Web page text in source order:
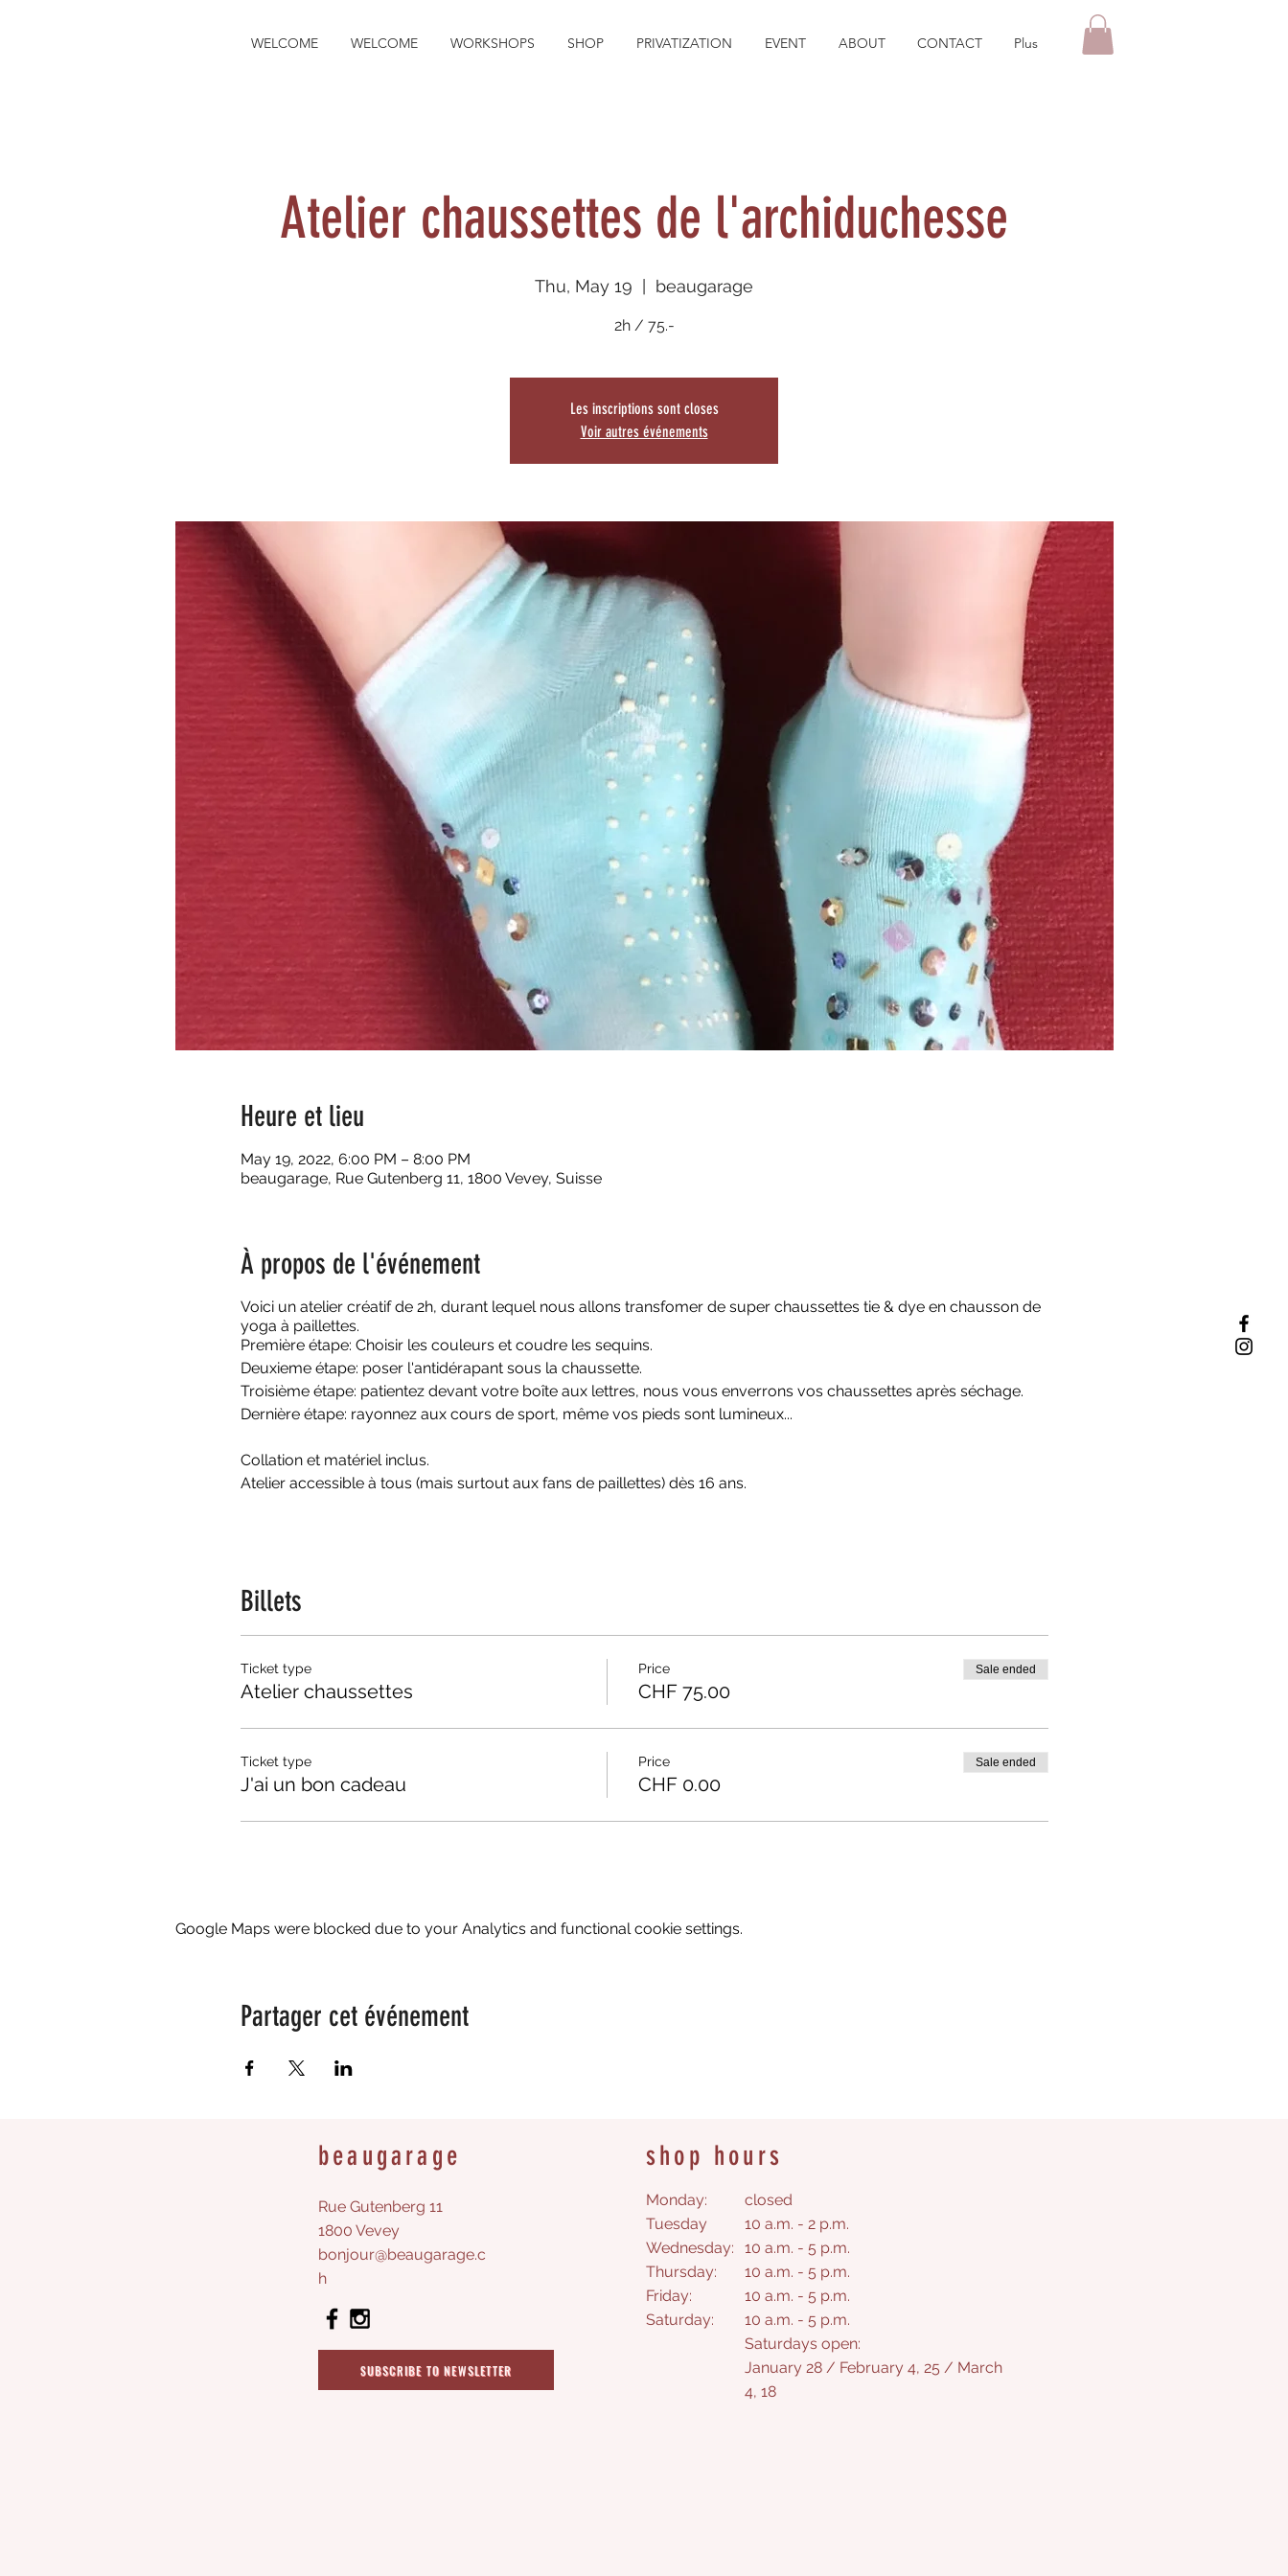
WELCOME WELCOME WORKSHOPS SHOP PRIVATIZATION EVENT ABOUT CONTACT Plus
Atelier chaussettes de l'archiduchesse
Thu, May 19 beaugarage
2h / 75.-
Les inscriptions sont closes
Voir autres événements
Heure et lieu
May 19, 2022, 6:00 PM – 8:00 PM
beaugarage, Rue Gutenberg 11, 1800 Vevey, Suisse
À propos de l'événement
Voici un atelier créatif de 2h, durant lequel nous allons transfomer de super chaussettes tie & dye en chausson de
yoga à paillettes.
Première étape: Choisir les couleurs et coudre les sequins.
Deuxieme étape: poser l'antidérapant sous la chaussette.
Troisième étape: patientez devant votre boîte aux lettres, nous vous enverrons vos chaussettes après séchage.
Dernière étape: rayonnez aux cours de sport, même vos pieds sont lumineux...
Collation et matériel inclus.
Atelier accessible à tous (mais surtout aux fans de paillettes) dès 16 ans.
Billets
Ticket type
Atelier chaussettes
Price
CHF 75.00
Sale ended
Ticket type
J'ai un bon cadeau
Price
CHF 0.00
Sale ended
Google Maps were blocked due to your Analytics and functional cookie settings.
Partager cet événement
beaugarage
Rue Gutenberg 11
1800 Vevey
bonjour@beaugarage.c
h
SUBSCRIBE TO NEWSLETTER
shop hours
Monday:
Tuesday
Wednesday:
Thursday:
Friday:
Saturday:
closed
10 a.m. - 2 p.m.
10 a.m. - 5 p.m.
10 a.m. - 5 p.m.
10 a.m. - 5 p.m.
10 a.m. - 5 p.m.
Saturdays open:
January 28 / February 4, 25 / March
4, 18